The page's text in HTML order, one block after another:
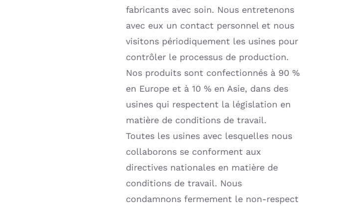
fabricants avec soin. Nous entretenons
avec eux un contact personnel et nous
visitons périodiquement les usines pour
contrôler le processus de production.
Nos produits sont confectionnés à 90 %
en Europe et à 10 % en Asie, dans des
usines qui respectent la législation en
matière de conditions de travail.
Toutes les usines avec lesquelles nous
collaborons se conforment aux
directives nationales en matière de
conditions de travail. Nous
condamnons fermement le non-respect